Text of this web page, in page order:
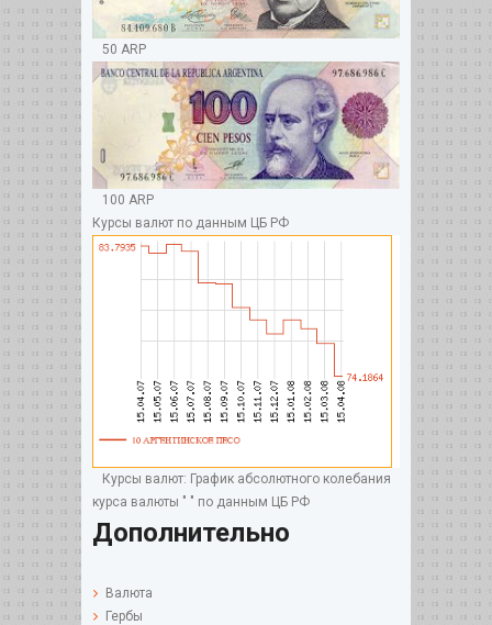
50 ARP
100 ARP
Курсы валют по данным ЦБ РФ
Курсы валют: График абсолютного колебания
курса валюты " " по данным ЦБ РФ
Дополнительно
Валюта
Гербы